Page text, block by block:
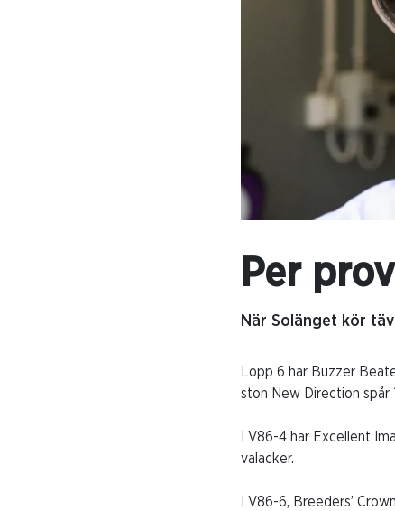
Per
När Solänget kör
Lopp 6 har Buzzer
ston New Direction spår
I V86-4 har Excellent
valacker.
I V86-6, Breeders’